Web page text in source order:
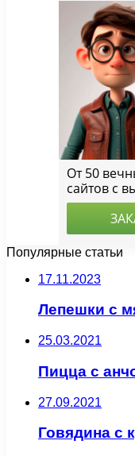
Популярные статьи
17.11.2023
Лепешки с
25.03.2021
Пицца с
27.09.2021
Говядина с